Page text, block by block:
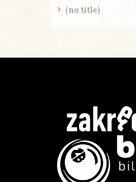
(no title)